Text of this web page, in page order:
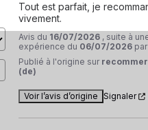
Tout est parfait, je
vivement.
Avis du 16/07/2026 , suite à
expérience du 06/07/2026
Publié à l'origine sur
(de)
Voir l’avis d’origine Signaler